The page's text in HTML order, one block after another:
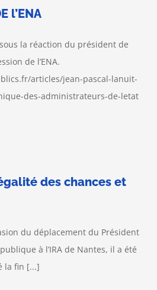
l’ENA
la réaction du président de
de l’ENA.
articles/jean-pascal-lanuit-
des-administrateurs-de-letat
des chances et
du déplacement du Président
à l’IRA de Nantes, il a été
la fin [...]